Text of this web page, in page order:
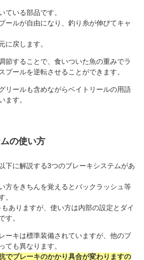
ている部品です。
ールが自由になり、釣り糸が伸びてキャ
に戻します。
節することで、食いついた魚の重みでラ
プールを逆転させることができます。
リールも含めながらベイトリールの用語
ます。
の使い方
下に解説する3つのブレーキシステムがあ
方をきちんを覚えるとバックラッシュ等
。
ありますが、使い方は内部の設定とダイ
す。
ーキは標準装備されていますが、他のブ
ても異なります。
でブレーキのかかり具合が変わりますの